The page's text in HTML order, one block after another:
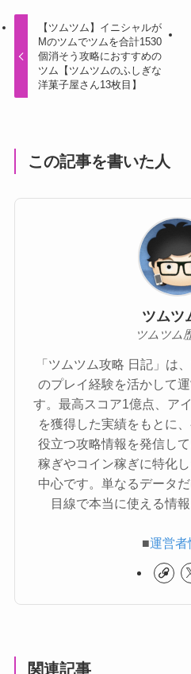
【ツムツム】イニシャルが
Mのツムでツムを合計1530
個消そう攻略におすすめの
ツム【ツムツムのふしぎな
洋菓子屋さん13枚目】
この記事を書いた人
ツムツ
ツムツム
「ツムツム攻略 日記」は
のプレイ経験を活かして
す。最高スコア1億点、ア
を獲得した実績をもとに
役立つ攻略情報を発信し
稼ぎやコイン稼ぎに特化
中心です。単なるデータ
目線で本当に使える情
■運営者
関連記事